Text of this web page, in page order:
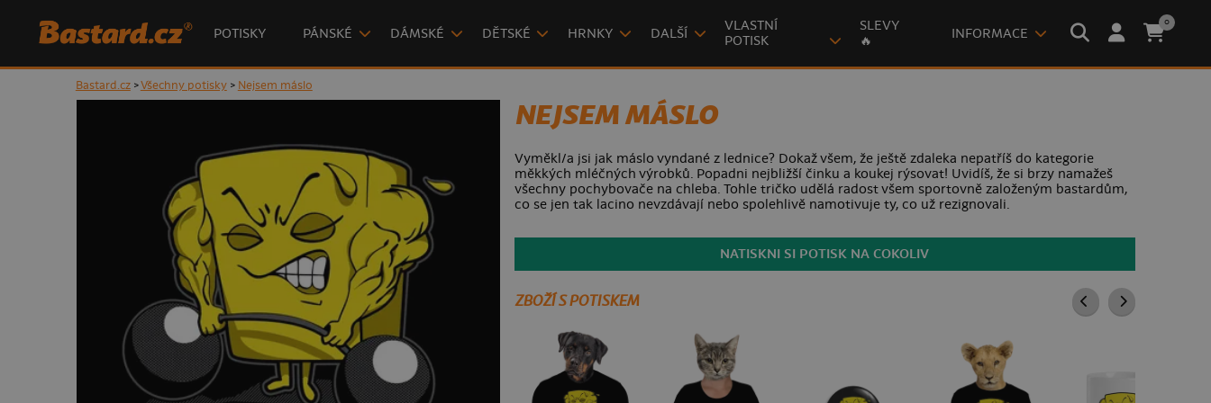
POTISKY PÁNSKÉ DÁMSKÉ DĚTSKÉ HRNKY DALŠÍ
VLASTNÍ
POTISK
SLEVY
🔥
INFORMACE
0
Bastard.cz>Všechny potisky> Nejsem máslo
NEJSEM MÁSLO
Vyměkl/a jsi jak máslo vyndané z lednice? Dokaž všem, že ještě zdaleka nepatříš do kategorie
měkkých mléčných výrobků. Popadni nejbližší činku a koukej rýsovat! Uvidíš, že si brzy namažeš
všechny pochybovače na chleba. Tohle tričko udělá radost všem sportovně založeným bastardům,
co se jen tak lacino nevzdávají nebo spolehlivě namotivuje ty, co už rezignovali.
NATISKNI SI POTISK NA COKOLIV
ZBOŽÍ S POTISKEM